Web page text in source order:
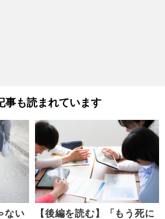
事も読まれています
ない
【後編を読む】「もう死に